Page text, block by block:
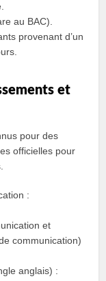
au BAC).
provenant d’un
et
pour des
officielles pour
:
et
communication)
anglais) :